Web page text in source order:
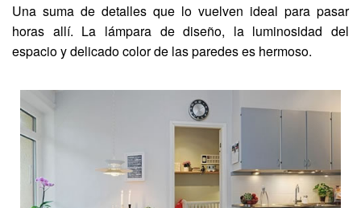
Una suma de detalles que lo vuelven ideal para pasar
horas allí. La lámpara de diseño, la luminosidad del
espacio y delicado color de las paredes es hermoso.